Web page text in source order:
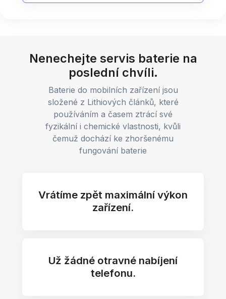
Nenechejte servis baterie na
poslední chvíli.
Baterie do mobilních zařízení jsou
složené z Lithiových článků, které
používáním a časem ztrácí své
fyzikální i chemické vlastnosti, kvůli
čemuž dochází ke zhoršenému
fungování baterie
Vrátíme zpět maximální výkon
zařízení.
Už žádné otravné nabíjení
telefonu.